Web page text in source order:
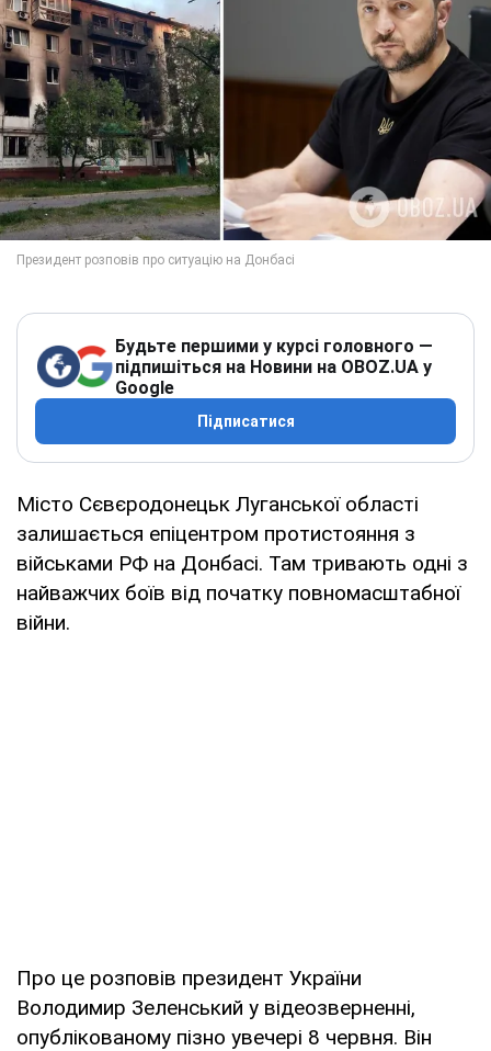
Будьте першими у курсі головного —
підпишіться на Новини на OBOZ.UA у
Google
Підписатися
Місто Сєвєродонецьк Луганської області
залишається епіцентром протистояння з
військами РФ на Донбасі. Там тривають одні з
найважчих боїв від початку повномасштабної
війни.
Про це розповів президент України
Володимир Зеленський у відеозверненні,
опублікованому пізно увечері 8 червня. Він